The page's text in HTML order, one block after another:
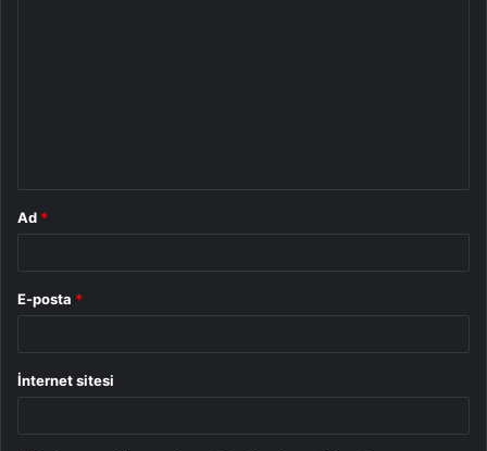
Ad *
E-posta *
İnternet sitesi